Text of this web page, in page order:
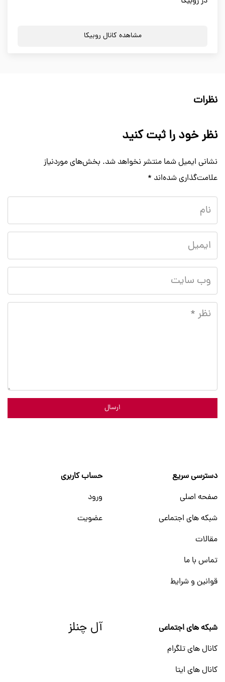
مشاهده کانال روبیکا
نظرات
نظر خود را ثبت کنید
نشانی ایمیل شما منتشر نخواهد شد. بخش‌های موردنیاز
علامت‌گذاری شده‌اند *
ارسال
دسترسی سریع
صفحه اصلی
شبکه های اجتماعی
مقالات
تماس با ما
قوانین و شرایط
حساب کاربری
ورود
عضویت
شبکه های اجتماعی
کانال های تلگرام
کانال های ایتا
آل چنلز